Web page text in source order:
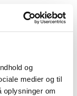
og
medier og til
oplysninger om